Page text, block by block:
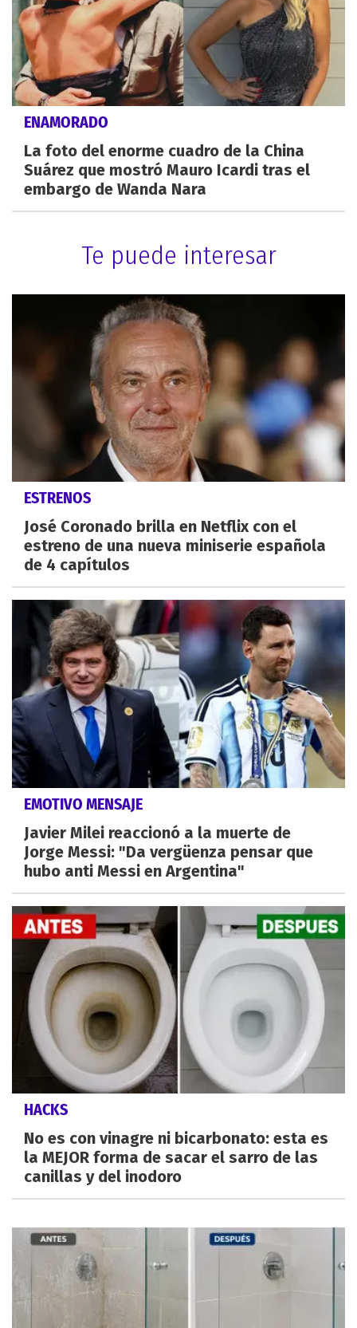
ENAMORADO
La foto del enorme cuadro de la China
Suárez que mostró Mauro Icardi tras el
embargo de Wanda Nara
Te puede interesar
ESTRENOS
José Coronado brilla en Netflix con el
estreno de una nueva miniserie española
de 4 capítulos
EMOTIVO MENSAJE
Javier Milei reaccionó a la muerte de
Jorge Messi: "Da vergüenza pensar que
hubo anti Messi en Argentina"
HACKS
No es con vinagre ni bicarbonato: esta es
la MEJOR forma de sacar el sarro de las
canillas y del inodoro